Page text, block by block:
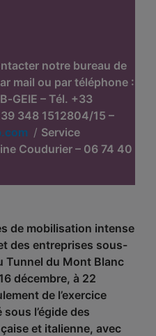
notre bureau de
mail ou par téléphone :
– Tél. +33
348 1512804/15 –
/ Service
Coudurier – 06 74 40
de mobilisation intense
des entreprises sous-
Tunnel du Mont Blanc
décembre, à 22
de l’exercice
l’égide des
et italienne, avec